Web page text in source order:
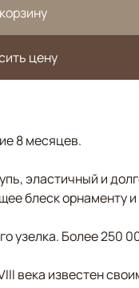
цену
8 месяцев.
эластичный и
блеск орнаменту и
узелка. Более 250
века известен